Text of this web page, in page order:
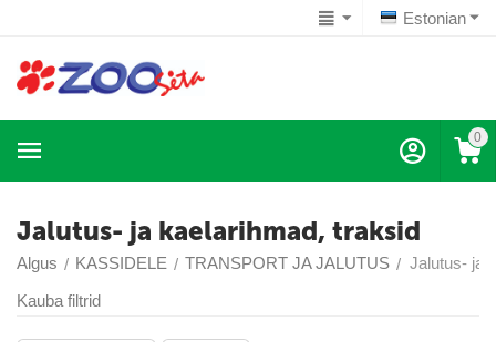
Estonian
0
Jalutus- ja kaelarihmad, traksid
Algus / KASSIDELE / TRANSPORT JA JALUTUS / Jalutus- ja
Kauba filtrid